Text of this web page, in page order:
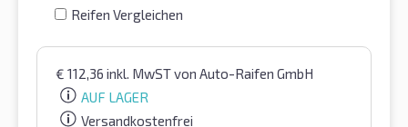
Reifen Vergleichen
€ 112,36 inkl. MwSTvon Auto-Raifen GmbH
AUF LAGER
Versandkostenfrei